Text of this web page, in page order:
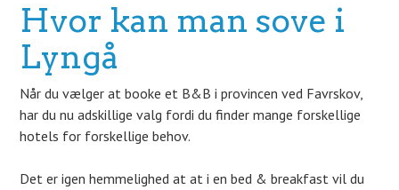
Hvor kan man sove i
Lyngå
Når du vælger at booke et B&B i provincen ved Favrskov,
har du nu adskillige valg fordi du finder mange forskellige
hotels for forskellige behov.
Det er igen hemmelighed at at i en bed & breakfast vil du